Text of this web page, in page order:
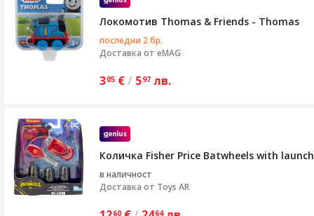
Локомотив Thomas & Friends - Thomas
последни 2 бр.
Доставка от eMAG
305 €/ 597 лв.
Количка Fisher Price Batwheels with
в наличност
Доставка от Toys AR
60 64